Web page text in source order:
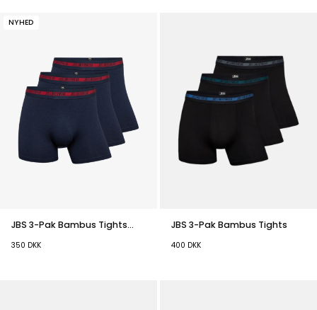
NYHED
JBS 3-Pak Bambus Tights
350 DKK
JBS 3-Pak Bambus Tights
400 DKK